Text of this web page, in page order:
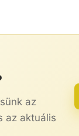
az
az aktuális